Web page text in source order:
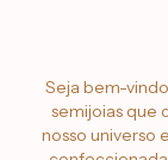
Seja bem-
semijoias que
nosso universo